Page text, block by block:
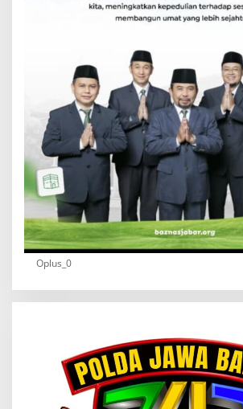
Oplus_0